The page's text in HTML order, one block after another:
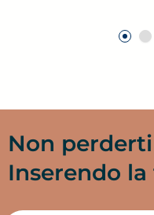
Non
Inserendo